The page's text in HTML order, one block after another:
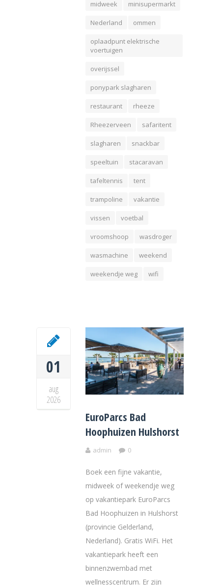
midweek minisupermarkt
Nederland ommen
oplaadpunt elektrische
voertuigen
overijssel
ponypark slagharen
restaurant rheeze
Rheezerveen safaritent
slagharen snackbar
speeltuin stacaravan
tafeltennis tent
trampoline vakantie
vissen voetbal
vroomshoop wasdroger
wasmachine weekend
weekendje weg wifi
01
aug
2026
EuroParcs Bad
Hoophuizen Hulshorst
admin 0
Boek een fijne vakantie,
midweek of weekendje weg
op vakantiepark EuroParcs
Bad Hoophuizen in Hulshorst
(provincie Gelderland,
Nederland). Gratis WiFi. Het
vakantiepark heeft een
binnenzwembad met
wellnesscentrum. Er zijn